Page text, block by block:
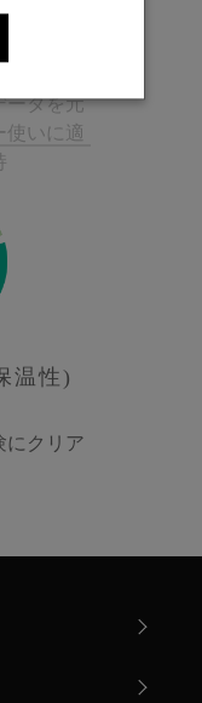
応した
ータを元
使いに適
温性)
にクリア